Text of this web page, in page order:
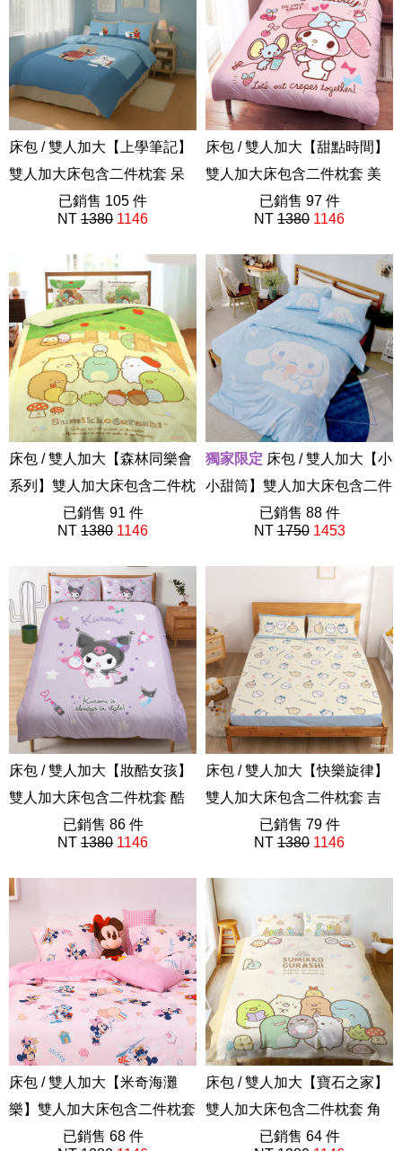
床包 / 雙人加大【上學筆記】
雙人加大床包含二件枕套 呆
萌町 Dinotaeng 短尾矮袋鼠
Quokka Bobo Marsh
已銷售 105 件
NT 1380 1146
床包 / 雙人加大【甜點時間】
雙人加大床包含二件枕套 美
樂蒂 三麗鷗
ABF201
已銷售 97 件
NT 1380 1146
床包 / 雙人加大【森林同樂會
系列】雙人加大床包含二件枕
套 角落小夥伴 角落生物
ABF212
已銷售 91 件
NT 1380 1146
獨家限定 床包 / 雙人加大【小
小甜筒】雙人加大床包含二件
枕套 55%天絲 大耳狗 喜拿 三
ABF101
已銷售 88 件
NT1750 1453
床包 / 雙人加大【妝酷女孩】
雙人加大床包含二件枕套 酷
洛米 三麗鷗
ABF201
已銷售 86 件
NT 1380 1146
床包 / 雙人加大【快樂旋律】
雙人加大床包含二件枕套 吉
伊卡哇 Chiikawa
ABF201
已銷售 79 件
NT 1380 1146
床包 / 雙人加大【米奇海灘
樂】雙人加大床包含二件枕套
已銷售 68 件
床包 / 雙人加大【寶石之家】
雙人加大床包含二件枕套 角
落小夥伴 角落生物
已銷售 64 件